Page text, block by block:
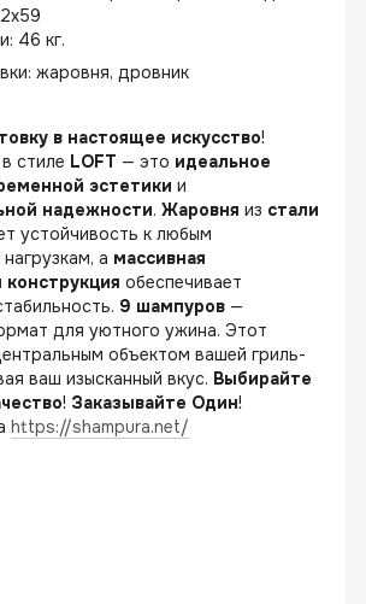
46 кг.
жаровня, дровник
в настоящее искусство!
в стиле LOFT — это идеальное
эстетики и
надежности. Жаровня из стали
устойчивость к любым
а массивная
конструкция обеспечивает
9 шампуров —
для уютного ужина. Этот
объектом вашей гриль-
ваш изысканный вкус. Выбирайте
! Заказывайте Один!
https://shampura.net/